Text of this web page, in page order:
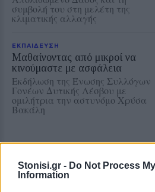
Stonisi.gr - Do Not Process
Information
συμβολή του στη μελέτη της
κλιματικής αλλαγής
ΕΚΠΑΙΔΕΥΣΗ
Μαθαίνοντας από μικροί να
κινούμαστε με ασφάλεια
Εκδήλωση της Ένωσης Συλλόγων
Γονέων Δυτικής Λέσβου με
ομιλήτρια την αστυνόμο Χρύσα
Βακάλη
Αντίδραση των ιδιωτικών
υπαλλήλων για τη Λευκή Νύχτα